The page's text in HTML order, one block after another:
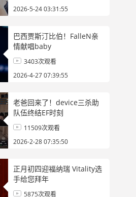
2026-5-24 03:31:55
巴西贾斯汀比伯！FalleN亲
情献唱baby
3403次观看
2026-4-27 07:39:55
老爸回来了！device三杀助
队伍终结EF时刻
11509次观看
2026-2-28 07:35:50
正月初四迎福纳瑞 Vitality选
手给您拜年
5875次观看